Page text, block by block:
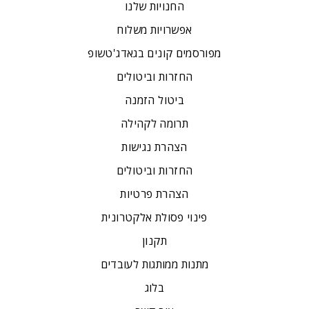
החנויות שלנו
אפשרויות משלוח
מפורסמים קונים בגאדג'טשופ
החזרות וביטולים
ביטול הזמנה
תרומה לקהילה
הצהרת נגישות
החזרות וביטולים
הצהרת פרטיות
פינוי פסולת אלקטרונית
תקנון
מתנות ממותגות לעובדים
בלוג